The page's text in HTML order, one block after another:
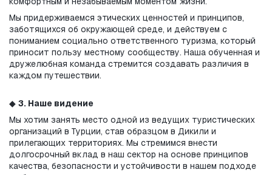
Мы придерживаемся этических ценностей и принципов,
заботящихся об окружающей среде, и действуем с
пониманием социально ответственного туризма, который
приносит пользу местному сообществу. Наша обученная и
дружелюбная команда стремится создавать различия в
каждом путешествии.
◆ 3. Наше видение
Мы хотим занять место одной из ведущих туристических
организаций в Турции, став образцом в Дикили и
прилегающих территориях. Мы стремимся внести
долгосрочный вклад в наш сектор на основе принципов
качества, безопасности и устойчивости в нашем подходе